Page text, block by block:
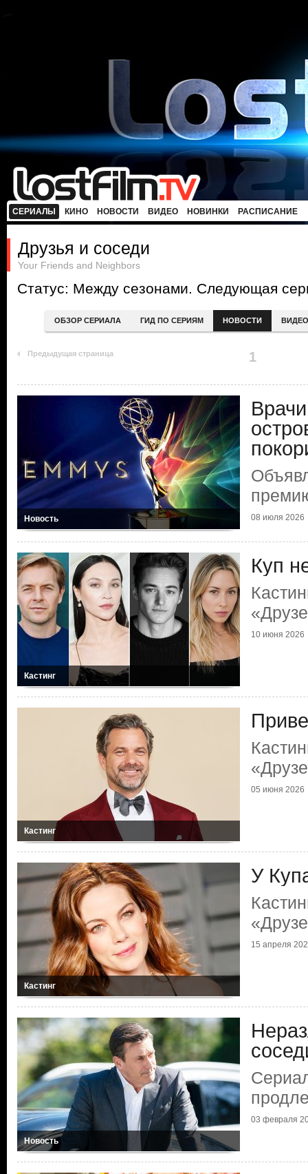
СЕРИАЛЫ КИНО НОВОСТИ ВИДЕО НОВИНКИ РАСПИСАНИЕ
Друзья и соседи
Your Friends and Neighbors
Статус: Между сезонами. Следующая
ОБЗОР СЕРИАЛА ГИД ПО СЕРИЯМ НОВОСТИ ВИДЕО
Предыдущая страница 1
Новость 08 июля 2026
Кастинг
Куп
10 июня 2026
Кастинг
05 июня 2026
Кастинг
У
15 апреля
Новость
03 февраля